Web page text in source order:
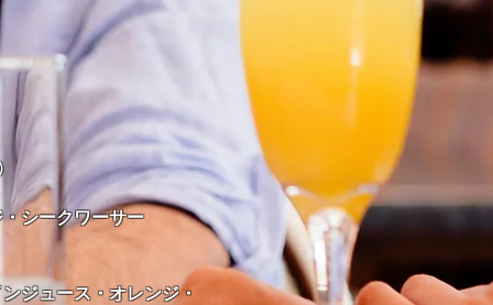
シークワーサー
ジュース・オレンジ・